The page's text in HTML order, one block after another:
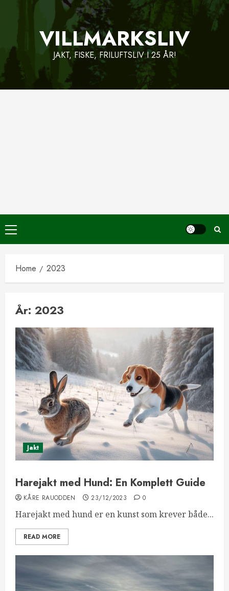
VILLMARKSLIV
JAKT, FISKE, FRILUFTSLIV I 25 ÅR!
Primary
Menu
Home 2023
År: 2023
Jakt
Harejakt med Hund: En Komplett Guide
KÅRE RAUODDEN 23/12/2023 0
Harejakt med hund er en kunst som krever både...
READ MORE